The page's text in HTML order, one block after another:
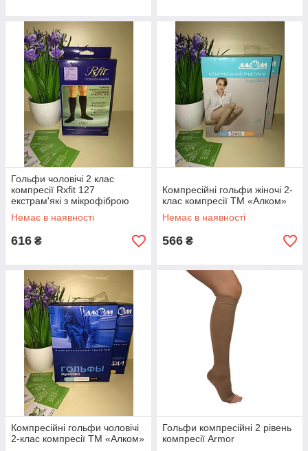
Гольфи чоловічі 2 клас
компресії Rxfit 127
екстрам'які з мікрофіброю
Немає в наявності
616 ₴
Компресійні гольфи жіночі 2-
клас компресії ТМ «Алком»
Немає в наявності
566 ₴
Компресійні гольфи чоловічі
2-клас компресії ТМ «Алком»
Гольфи компресійні 2 рівень
компресії Armor